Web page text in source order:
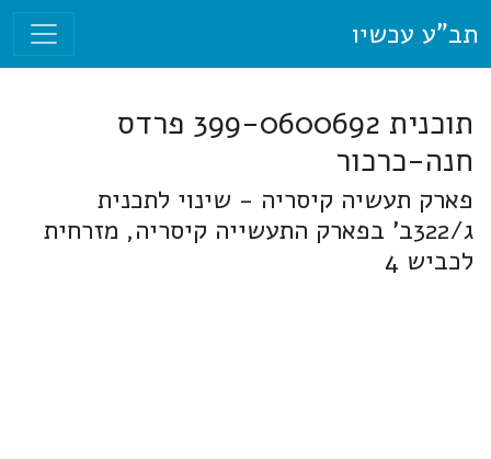
תב"ע עכשיו
תוכנית 399-0600692 פרדס
חנה-כרכור
פארק תעשיה קיסריה - שינוי לתכנית
ג/322ב' בפארק התעשייה קיסריה, מזרחית
לכביש 4